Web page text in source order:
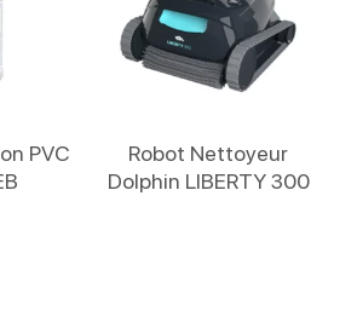
PVC
Robot Nettoyeur
Dolphin LIBERTY 300